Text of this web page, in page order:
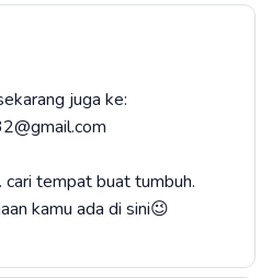
juga ke:
cari tempat buat tumbuh.
kamu ada di sini😉